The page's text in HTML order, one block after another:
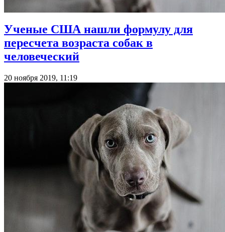
Ученые США нашли формулу для
пересчета возраста собак в
человеческий
20 ноября 2019, 11:19